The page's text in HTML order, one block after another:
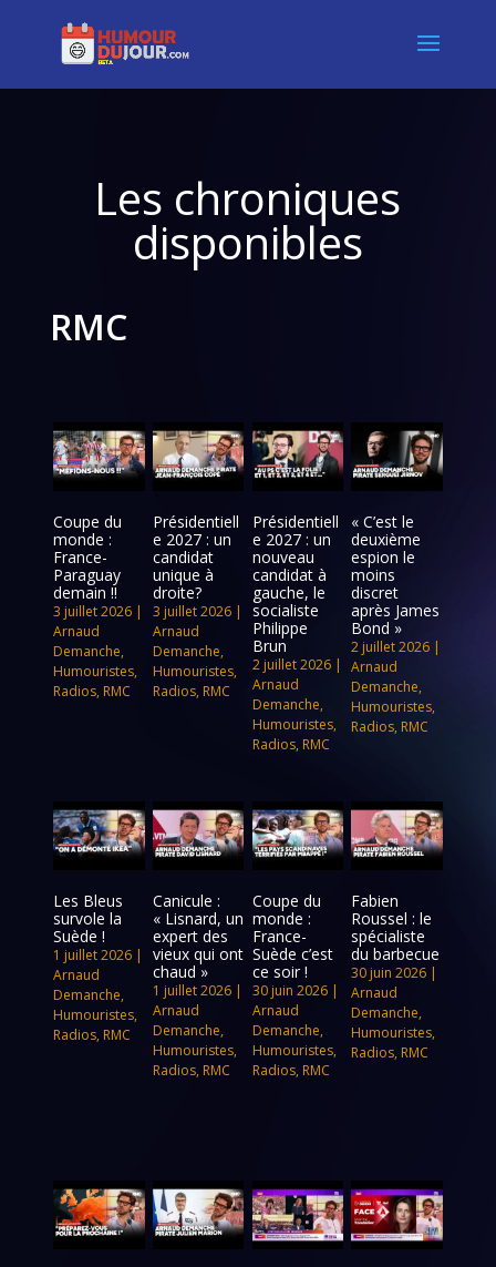
Les chroniques
disponibles
RMC
Coupe du
monde :
France-
Paraguay
demain !!
3 juillet 2026 |
Arnaud
Demanche,
Humouristes,
Radios, RMC
Présidentiell
e 2027 : un
candidat
unique à
droite?
3 juillet 2026|
Arnaud
Demanche,
Humouristes,
Radios, RMC
Présidentiell
e 2027 : un
nouveau
candidat à
gauche, le
socialiste
Philippe
Brun
2 juillet 2026|
Arnaud
Demanche,
Humouristes,
Radios, RMC
« C’est le
deuxième
espion le
moins
discret
après James
Bond »
2 juillet 2026 |
Arnaud
Demanche,
Humouristes,
Radios, RMC
Les Bleus
survole la
Suède !
1 juillet 2026 |
Arnaud
Demanche,
Humouristes,
Radios, RMC
Canicule :
« Lisnard, un
expert des
vieux qui ont
chaud »
1 juillet 2026|
Arnaud
Demanche,
Humouristes,
Radios, RMC
Coupe du
monde :
France-
Suède c’est
ce soir !
30 juin 2026|
Arnaud
Demanche,
Humouristes,
Radios, RMC
Fabien
Roussel : le
spécialiste
du barbecue
30 juin 2026 |
Arnaud
Demanche,
Humouristes,
Radios, RMC